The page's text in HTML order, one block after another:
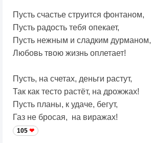
Пусть счастье струится фонтаном,
Пусть радость тебя опекает,
Пусть нежным и сладким дурманом,
Любовь твою жизнь оплетает!
Пусть, на счетах, деньги растут,
Так как тесто растёт, на дрожжах!
Пусть планы, к удаче, бегут,
Газ не бросая, на виражах!
105